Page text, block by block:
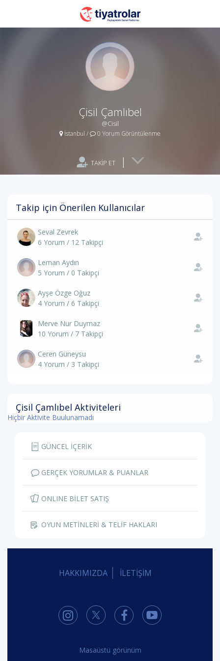
Çisil Çamlıbel
@Cisil
İstanbul / 0 Yorum Görüntülenme
TAKİP ET |
Takip için Önerilen Kullanıcılar
Seval Zevrek
6 Yorum / 12 Takipçi
Leman Aydın
5 Yorum / 0 Takipçi
Ayşe Özge Oğuz
4 Yorum / 6 Takipçi
Merve Nur Duymaz
10 Yorum / 7 Takipçi
Ceren Güneysu
4 Yorum / 3 Takipçi
Çisil Çamlıbel Aktiviteleri
Hiçbir Aktivite Buulunamadı
GÜNCEL İÇERİK
GERÇEK YORUMLAR & PUANLAR
ONLINE BİLET SATIŞ
OYUN METİNLERİ & TELİF HAKLARI
HAKKIMIZDA İLETİŞİM
Masaüstü görünüm